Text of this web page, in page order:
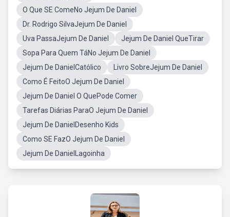
O Que SE ComeNo Jejum De Daniel
Dr. Rodrigo SilvaJejum De Daniel
Uva PassaJejum De Daniel
Jejum De Daniel QueTirar
Sopa Para Quem TáNo Jejum De Daniel
Jejum De DanielCatólico
Livro SobreJejum De Daniel
Como É FeitoO Jejum De Daniel
Jejum De Daniel O QuePode Comer
Tarefas Diárias ParaO Jejum De Daniel
Jejum De DanielDesenho Kids
Como SE FazO Jejum De Daniel
Jejum De DanielLagoinha